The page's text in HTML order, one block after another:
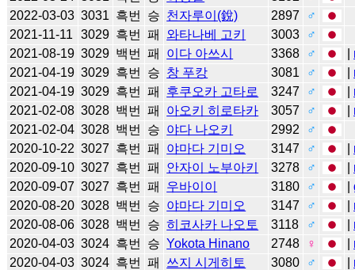
2022-03-03 3031 흑번 승 천자루이(銳) 2897
♂
2021-11-11
3029 흑번 패 와타나베 고키 3003
♂
2021-08-19 3029 백번 패 이다 아쓰시 3368 ♂
2021-04-19 3029 흑번 승 창 푸캉 3081 ♂
2021-04-19 3029 흑번 패 후쿠오카 고타로 3247 ♂
2021-02-08 3028 백번 패 아오키 히로타카 3057 ♂
2021-02-04 3028 백번 승 야다 나오키 2992
♂
2020-10-22 3027 흑번 패 야마다 기미오 3147 ♂
2020-09-10 3027 흑번 패 안자이 노부아키 3278 ♂
2020-09-07 3027 흑번 패 우바이이 3180 ♂ |
2020-08-20 3028 백번 승 야마다 기미오 3147 ♂
2020-08-06 3028 백번 승 히코사카 나오토 3118 ♂
2020-04-03 3024 흑번 승 Yokota Hinano 2748 ♀
2020-04-03 3024 흑번 패 쓰지 시게히토 3080 ♂